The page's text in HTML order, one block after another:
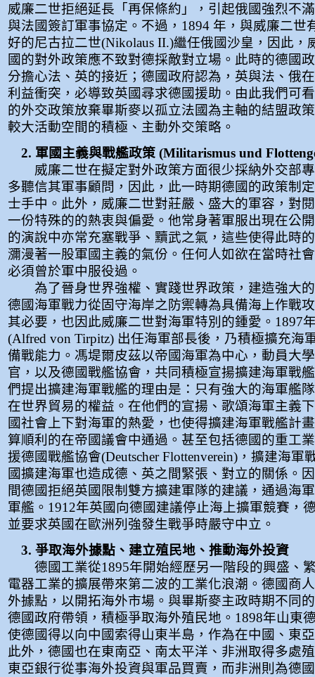
威廉二世拒絕延長「再保條約」，引起俄國強烈不
與法國簽訂軍事協定。不過，1894 年，與威廉二世
好的尼古拉二世(Nikolaus II.)繼任俄國沙皇，因此，
國的對外政策應不致對德採敵對立場。此時的德國
分擔心法、英的接近；德國政府認為，英與法、俄
利益衝突，必導致英國尋求德國援助。由此我們可
的外交政策放棄畢斯麥以孤立法國為主軸的結盟政
較大活動空間的積極、主動外交策略。
2. 軍國主義與戰艦政策 (Militarismus und
威廉二世在擬定對外政策方面很少採納外交部
多聽信其軍事顧問，因此，此一時期德國的政策制
士手中。此外，威廉二世對莊嚴、盛大的軍容，對
一份特殊的的熱衷與偏愛。他常身著軍服出現在公
的演說中亦常充塞戰爭、黷武之氣，這些使得此時
瀰漫著一股軍國主義的氣份。任何人如欲在當時社
必須曾於軍中服役過。
為了晉身世界強權、實踐世界政策，建造強大
德國海軍戰力從固守海岸之防禦轉為具備海上作戰
其必要，也因此威廉二世對海軍特別的鍾愛。1897
(Alfred von Tirpitz) 出任海軍部長後，乃積極擴充海
備戰能力。馮堤爾皮茲以帝國海軍為中心，動員大
官，以及德國戰艦協會，共同積極宣揚擴建海軍戰
們提出擴建海軍戰艦的理由是：只有強大的海軍艦
在世界貿易的權益。在他們的宣揚、歌頌海軍主義
國社會上下對海軍的熱愛，也使得擴建海軍戰艦計
算順利的在帝國議會中通過。甚至包括德國的重工
援德國戰艦協會(Deutscher Flottenverein)，擴建海軍
國擴建海軍也造成德、英之間緊張、對立的關係。
間德國拒絕英國限制雙方擴建軍隊的建議，通過海
軍艦。1912年英國向德國建議停止海上擴軍競賽，
並要求英國在歐洲列強發生戰爭時嚴守中立。
3. 爭取海外據點、建立殖民地、推動海外投資
德國工業從1895年開始經歷另一階段的興盛、
電器工業的擴展帶來第二波的工業化浪潮。德國商
外據點，以開拓海外市場。與畢斯麥主政時期不同
德國政府帶領，積極爭取海外殖民地。1898年山東
使德國得以向中國索得山東半島，作為在中國、東
此外，德國也在東南亞、南太平洋、非洲取得多處
東亞銀行從事海外投資與軍品買賣，而非洲則為德